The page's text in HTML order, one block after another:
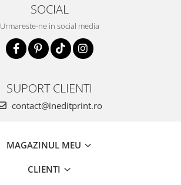
SOCIAL
Urmareste-ne in social media
SUPORT CLIENTI
contact@ineditprint.ro
MAGAZINUL MEU
CLIENTI